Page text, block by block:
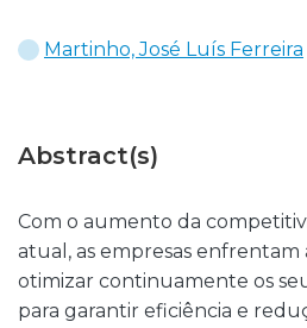
Martinho, José Luís Ferreira
Abstract(s)
Com o aumento da
atual, as empresas enfrentam
otimizar continuamente os
para garantir eficiência e